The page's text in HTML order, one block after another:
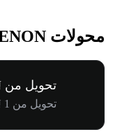
محولات IRENON الشائعة
تحويل من IRENON إلى MXN
تحويل من 1 IRENON إلى Mex$724.19